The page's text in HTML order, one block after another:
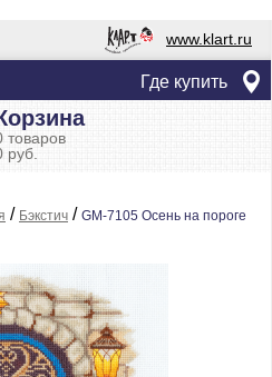
www.klart.ru
Где купить
товаров
руб.
/ Бэкстич / GM-7105 Осень на пороге